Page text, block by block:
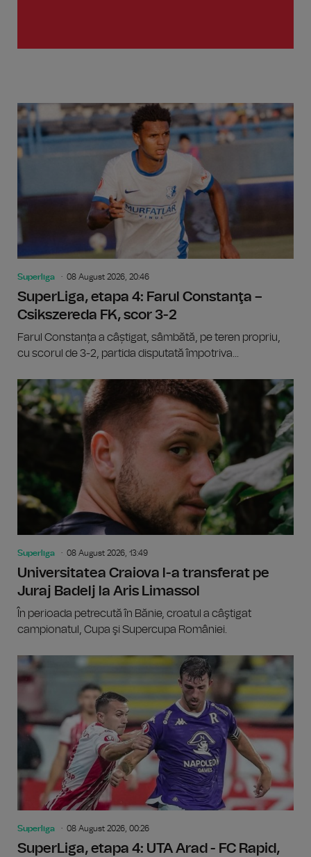
Superliga 08 August 2026, 20:46
SuperLiga, etapa 4: Farul Constanţa –
Csikszereda FK, scor 3-2
Farul Constanța a câștigat, sâmbătă, pe teren propriu,
cu scorul de 3-2, partida disputată împotriva...
Superliga 08 August 2026, 13:49
Universitatea Craiova l-a transferat pe
Juraj Badelj la Aris Limassol
În perioada petrecută în Bănie, croatul a câştigat
campionatul, Cupa şi Supercupa României.
Superliga 08 August 2026, 00:26
SuperLiga, etapa 4: UTA Arad - FC Rapid,